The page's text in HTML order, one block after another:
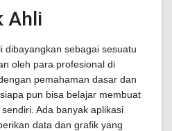
Ahli
dibayangkan sebagai sesuatu
oleh para profesional di
pemahaman dasar dan
pun bisa belajar membuat
Ada banyak aplikasi
data dan grafik yang